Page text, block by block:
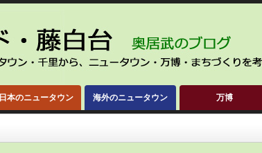
日本のニュータウン 海外のニュータウン 万博